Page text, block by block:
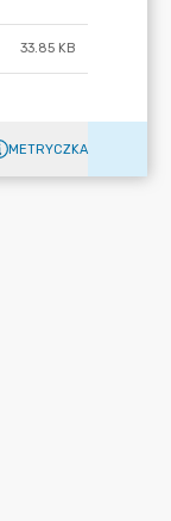
33.85 KB
METRYCZKA